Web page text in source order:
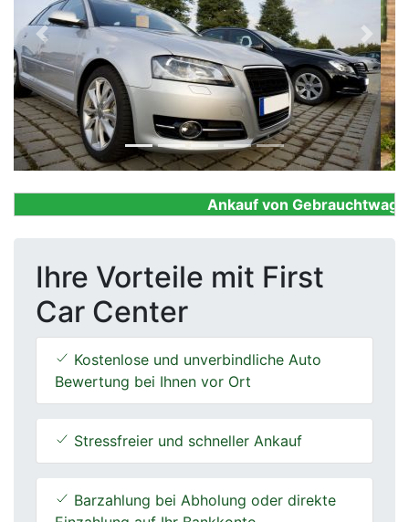
Previous Next
Ankauf von
Ihre Vorteile mit First
Car Center
Kostenlose und unverbindliche Auto
Bewertung bei Ihnen vor Ort
Stressfreier und schneller Ankauf
Barzahlung bei Abholung oder direkte